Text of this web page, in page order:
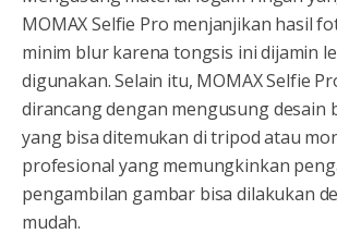
MOMAX Selfie Pro menjanjikan hasil
minim blur karena tongsis ini dijamin
digunakan. Selain itu, MOMAX Selfie
dirancang dengan mengusung desain
yang bisa ditemukan di tripod atau
profesional yang memungkinkan
pengambilan gambar bisa dilakukan
mudah.